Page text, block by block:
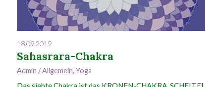
18.09.2019
Sahasrara-Chakra
Admin /Allgemein, Yoga